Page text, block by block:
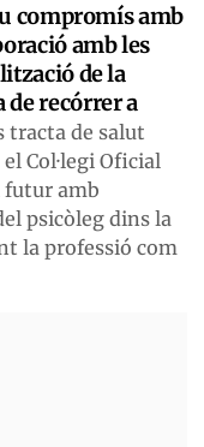
compromís amb
amb les
de la
recórrer a
tracta de salut
Col·legi Oficial
futur amb
psicòleg dins la
la professió com